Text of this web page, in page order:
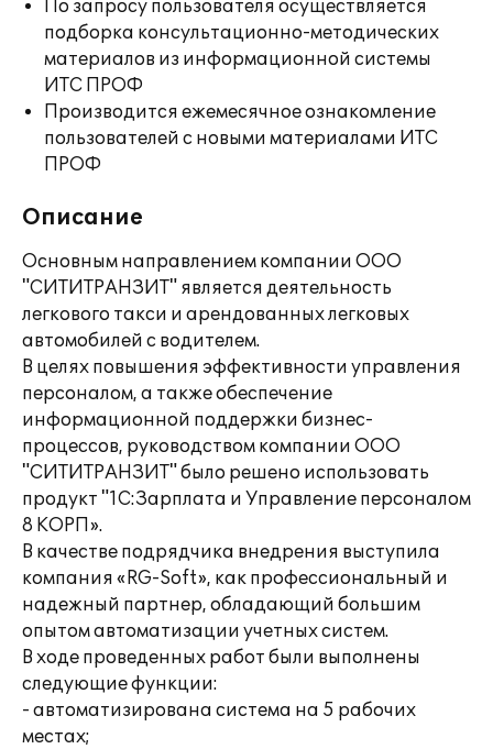
По запросу пользователя осуществляется
подборка консультационно-методических
материалов из информационной системы
ИТС ПРОФ
Производится ежемесячное ознакомление
пользователей с новыми материалами ИТС
ПРОФ
Описание
Основным направлением компании ООО
"СИТИТРАНЗИТ" является деятельность
легкового такси и арендованных легковых
автомобилей с водителем.
В целях повышения эффективности управления
персоналом, а также обеспечение
информационной поддержки бизнес-
процессов, руководством компании ООО
"СИТИТРАНЗИТ" было решено использовать
продукт "1С:Зарплата и Управление персоналом
8 КОРП».
В качестве подрядчика внедрения выступила
компания «RG-Soft», как профессиональный и
надежный партнер, обладающий большим
опытом автоматизации учетных систем.
В ходе проведенных работ были выполнены
следующие функции:
- автоматизирована система на 5 рабочих
местах;